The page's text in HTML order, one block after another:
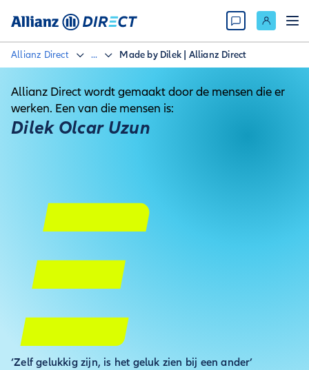
Allianz Direct ... Made by Dilek | Allianz Direct
Allianz Direct wordt gemaakt door de mensen die er
werken. Een van die mensen is:
Dilek Olcar Uzun
‘Zelf gelukkig zijn, is het geluk zien bij een ander’